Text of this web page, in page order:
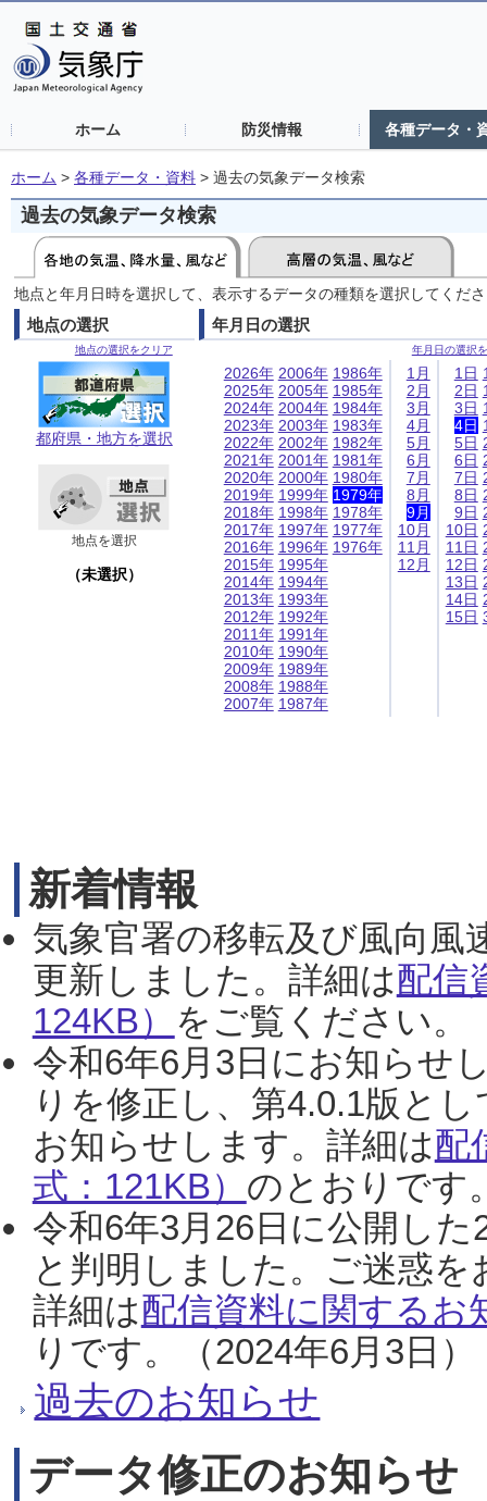
ホーム 防災情報 各種データ・
ホーム > 各種データ・資料 > 過去の気象データ検索
過去の気象データ検索
地点と年月日時を選択して、表示するデータの種類を選択してくだ
地点の選択
地点の選択をクリア
都府県・地方を選択
地点を選択
（未選択）
年月日の選択
年月日の選択
2026年
2025年
2024年
2023年
2022年
2021年
2020年
2019年
2018年
2017年
2016年
2015年
2014年
2013年
2012年
2011年
2010年
2009年
2008年
2007年
2006年
2005年
2004年
2003年
2002年
2001年
2000年
1999年
1998年
1997年
1996年
1995年
1994年
1993年
1992年
1991年
1990年
1989年
1988年
1987年
1986年
1985年
1984年
1983年
1982年
1981年
1980年
1979年
1978年
1977年
1976年
1月
2月
3月
4月
5月
6月
7月
8月
9月
10月
11月
12月
1日
2日
3日
4日
5日
6日
7日
8日
9日
10日
11日
12日
13日
14日
15日
新着情報
気象官署の移転及び風向風
更新しました。詳細は配信
124KB） をご覧ください。
令和6年6月3日にお知らせ
りを修正し、第4.0.1版と
お知らせします。詳細は配
式：121KB） のとおりです
令和6年3月26日に公開し
と判明しました。ご迷惑
詳細は配信資料に関するお
りです。（2024年6月3日）
過去のお知らせ
データ修正のお知らせ